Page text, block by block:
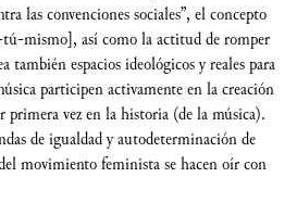
las convenciones sociales”, el concepto
mismo], así como la actitud de romper
también espacios ideológicos y reales para
participen activamente en la creación
vez en la historia (de la música).
de igualdad y autodeterminación de
movimiento feminista se hacen oír con